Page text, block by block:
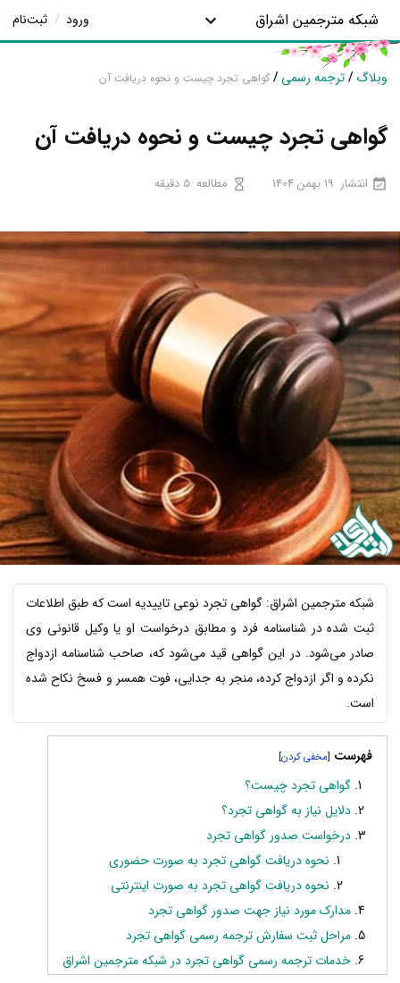
شبکه مترجمین اشراق ورود / ثبت‌نام
وبلاگ /ترجمه رسمی / گواهی تجرد چیست و نحوه دریافت آن
گواهی تجرد چیست و نحوه دریافت آن
انتشار 19 بهمن 1404 مطالعه 5 دقیقه
شبکه مترجمین اشراق: گواهی تجرد نوعی تاییدیه است که طبق اطلاعات
ثبت شده در شناسنامه فرد و مطابق درخواست او یا وکیل قانونی وی
صادر می‌شود. در این گواهی قید می‌شود که، صاحب شناسنامه ازدواج
نکرده و اگر ازدواج کرده، منجر به جدایی، فوت همسر و فسخ نکاح شده
است.
فهرست [
]
گواهی تجرد چیست؟
دلایل نیاز به گواهی تجرد؟
درخواست صدور گواهی تجرد
نحوه دریافت گواهی تجرد به صورت حضوری
نحوه دریافت گواهی تجرد به صورت اینترنتی
مدارک مورد نیاز جهت صدور گواهی تجرد
مراحل ثبت سفارش ترجمه رسمی گواهی تجرد
خدمات ترجمه رسمی گواهی تجرد در شبکه مترجمین اشراق